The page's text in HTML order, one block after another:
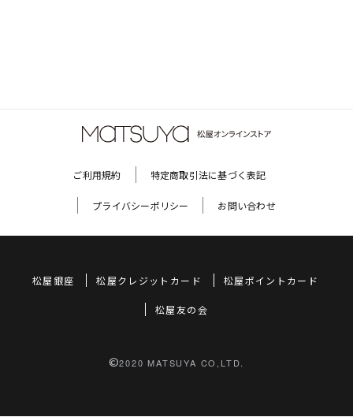
ご利用規約 特定商取引法に基づく表記
プライバシーポリシー お問い合わせ
松屋銀座 松屋クレジットカード 松屋ポイントカード
松屋友の会
©2020 MATSUYA CO,LTD.